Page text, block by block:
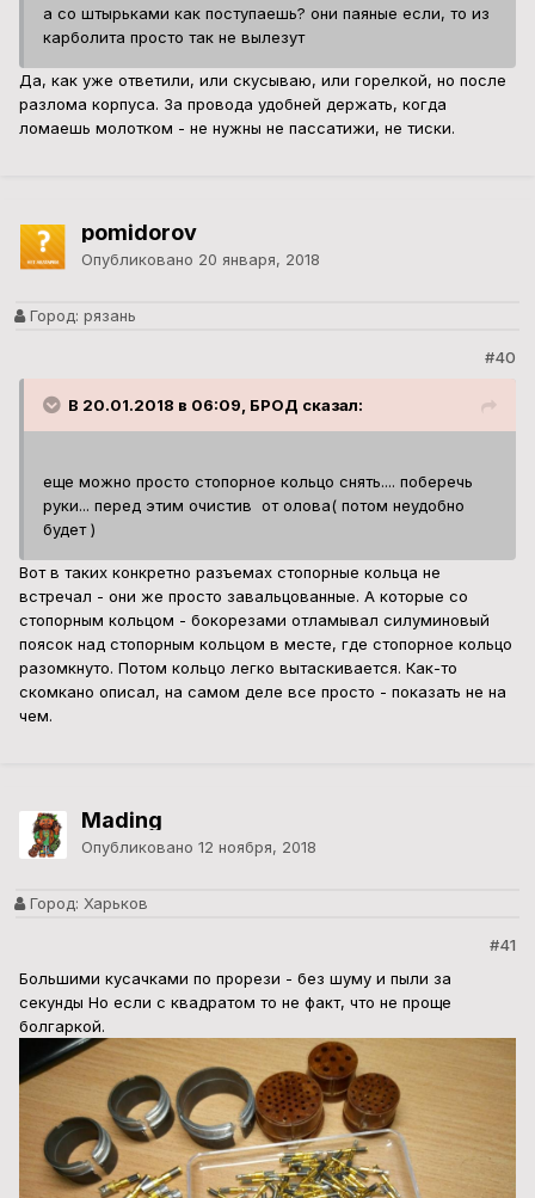
а со штырьками как поступаешь? они паяные если, то из
карболита просто так не вылезут
Да, как уже ответили, или скусываю, или горелкой, но после
разлома корпуса. За провода удобней держать, когда
ломаешь молотком - не нужны не пассатижи, не тиски.
pomidorov
Опубликовано 20 января, 2018
Город: рязань
#40
В 20.01.2018 в 06:09, БРОД сказал:
еще можно просто стопорное кольцо снять.... поберечь
руки... перед этим очистив от олова( потом неудобно
будет )
Вот в таких конкретно разъемах стопорные кольца не
встречал - они же просто завальцованные. А которые со
стопорным кольцом - бокорезами отламывал силуминовый
поясок над стопорным кольцом в месте, где стопорное кольцо
разомкнуто. Потом кольцо легко вытаскивается. Как-то
скомкано описал, на самом деле все просто - показать не на
чем.
Mading
Опубликовано 12 ноября, 2018
Город: Харьков
#41
Большими кусачками по прорези - без шуму и пыли за
секунды Но если с квадратом то не факт, что не проще
болгаркой.